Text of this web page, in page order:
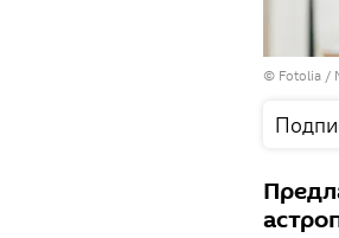
© Fotolia /